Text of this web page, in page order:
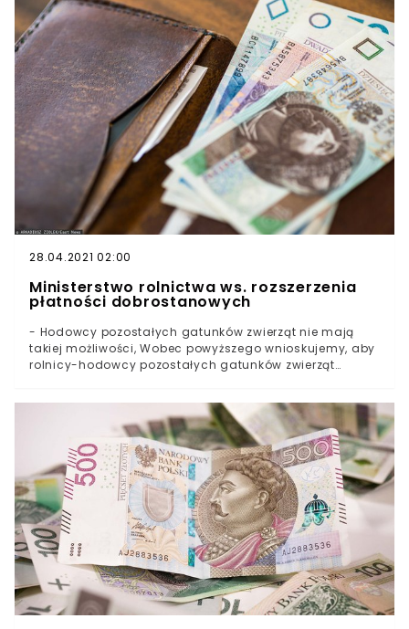
chwastem, dla owadów zapylających jest wspaniałym
pożywieniem - apeluje KRIR. Zapraszamy do obejrzenia
naszego materiału wideo: Dlaczego tak ważne jest, aby
nie kosić trawników? Krajowa Rada Izb Rolniczych
powiadomiła, że z powodu kwitnienia roślin
miododajnych pszczoły mają mniej pokarmu, a jeśli
pszczoły nie mają możliwości, żeby dostarczyć sobie
pokarmu, należy im pomóc.
28.04.2021 02:00
Ministerstwo rolnictwa ws. rozszerzenia
płatności dobrostanowych
- Hodowcy pozostałych gatunków zwierząt nie mają
takiej możliwości, Wobec powyższego wnioskujemy, aby
rolnicy-hodowcy pozostałych gatunków zwierząt